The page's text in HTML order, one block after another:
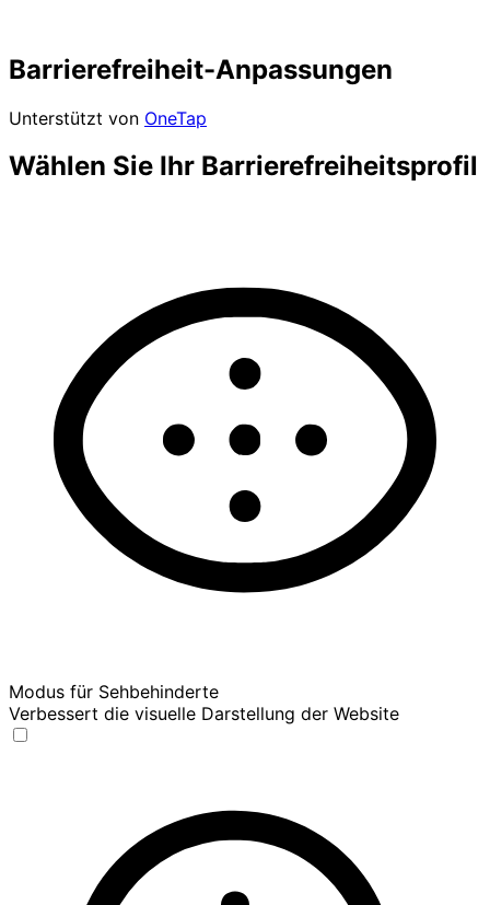
Barrierefreiheit-Anpassungen
Unterstützt von OneTap
Wählen Sie Ihr Barrierefreiheitsprofil
Modus für Sehbehinderte
Verbessert die visuelle Darstellung der Website